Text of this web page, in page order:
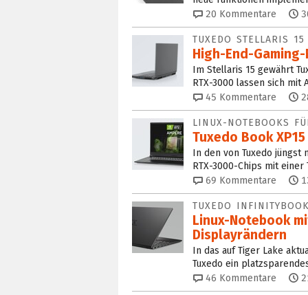
20 Kommentare
TUXEDO STELLARIS 15
High-End-
Im Stellaris 15 gewährt
RTX-3000 lassen sich mit
45 Kommentare
LINUX-NOTEBOOKS
Tuxedo Book
In den von Tuxedo jüngst
RTX-3000-Chips mit einer
69 Kommentare
TUXEDO
Linux-Notebook
Displayrändern
In das auf Tiger Lake
Tuxedo ein
46 Kommentare